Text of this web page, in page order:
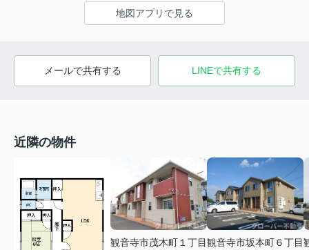
地図アプリで見る
メールで共有する LINEで共有する
近隣の物件
観音寺市茂木町１丁目観音寺市坂本町６丁目